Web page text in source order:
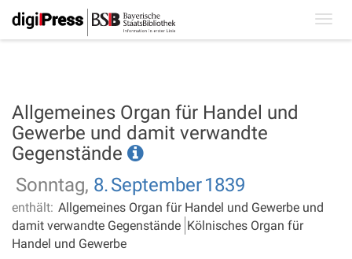
Allgemeines Organ für Handel und
Gewerbe und damit verwandte
Gegenstände
Sonntag, 8.September1839
enthält: Allgemeines Organ für Handel und Gewerbe und
damit verwandte Gegenstände Kölnisches Organ für
Handel und Gewerbe